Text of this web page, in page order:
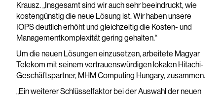
Krausz. „Insgesamt sind wir auch sehr beeindruckt, wie
kostengünstig die neue Lösung ist. Wir haben unsere
IOPS deutlich erhöht und gleichzeitig die Kosten- und
Managementkomplexität gering gehalten.“
Um die neuen Lösungen einzusetzen, arbeitete Magyar
Telekom mit seinem vertrauenswürdigen lokalen Hitachi-
Geschäftspartner, MHM Computing Hungary, zusammen.
„Ein weiterer Schlüsselfaktor bei der Auswahl der neuen